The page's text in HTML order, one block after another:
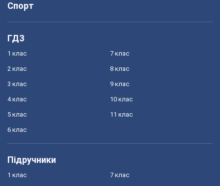
Спорт
ГДЗ
1 клас
2 клас
3 клас
4 клас
5 клас
6 клас
7 клас
8 клас
9 клас
10 клас
11 клас
Підручники
1 клас 7 клас